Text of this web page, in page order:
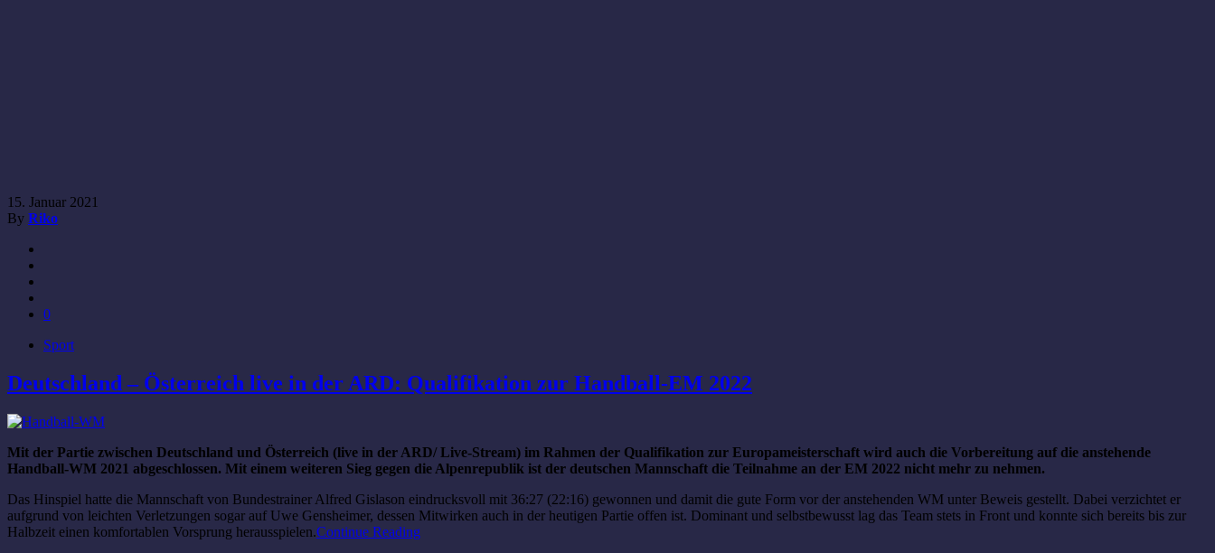
15. Januar 2021
By Riko
0
Sport
Deutschland – Österreich live in der ARD: Qualifikation zur Handball-EM 2022
Mit der Partie zwischen Deutschland und Österreich (live in der ARD/ Live-Stream) im Rahmen der Qualifikation zur Europameisterschaft wird auch die Vorbereitung auf die anstehende
Handball-WM 2021 abgeschlossen. Mit einem weiteren Sieg gegen die Alpenrepublik ist der deutschen Mannschaft die Teilnahme an der EM 2022 nicht mehr zu nehmen.
Das Hinspiel hatte die Mannschaft von Bundestrainer Alfred Gislason eindrucksvoll mit 36:27 (22:16) gewonnen und damit die gute Form vor der anstehenden WM unter Beweis gestellt. Dabei verzichtet er
aufgrund von leichten Verletzungen sogar auf Uwe Gensheimer, dessen Mitwirken auch in der heutigen Partie offen ist. Dominant und selbstbewusst lag das Team stets in Front und konnte sich bereits bis zur
Halbzeit einen komfortablen Vorsprung herausspielen.Continue Reading